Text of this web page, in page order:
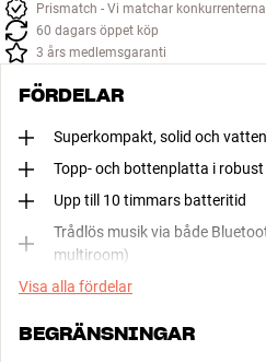
Prismatch - Vi matchar konkurrenterna
60 dagars öppet köp
3 års medlemsgaranti
FÖRDELAR
Superkompakt, solid och
Topp- och bottenplatta i robust
Upp till 10 timmars batteritid
Trådlös musik via både
multiroom)
Visa alla fördelar
BEGRÄNSNINGAR